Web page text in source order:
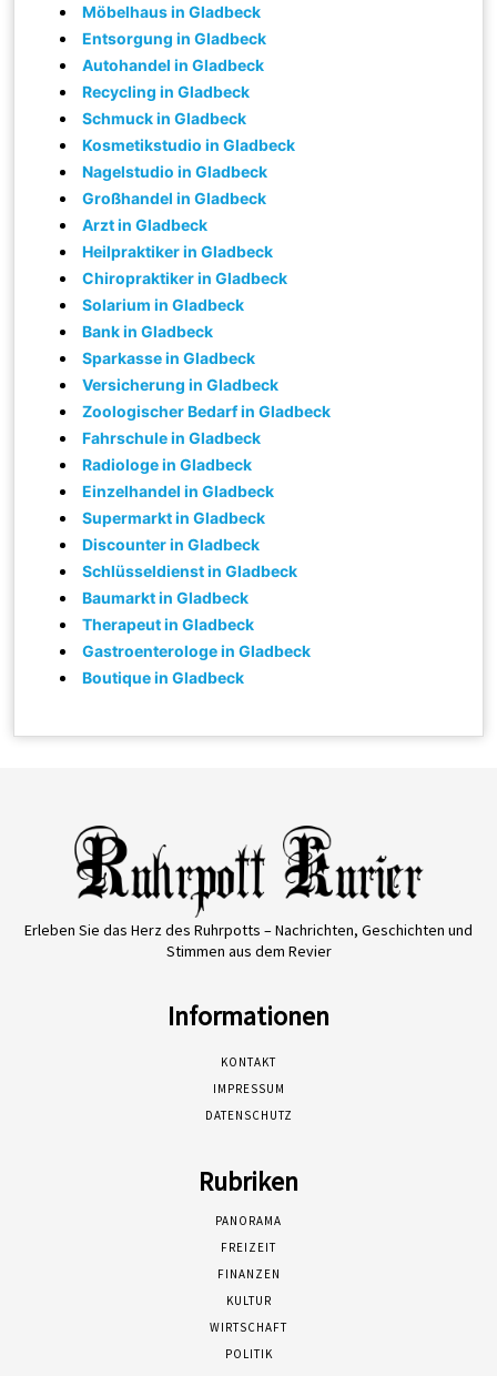
Möbelhaus in Gladbeck
Entsorgung in Gladbeck
Autohandel in Gladbeck
Recycling in Gladbeck
Schmuck in Gladbeck
Kosmetikstudio in Gladbeck
Nagelstudio in Gladbeck
Großhandel in Gladbeck
Arzt in Gladbeck
Heilpraktiker in Gladbeck
Chiropraktiker in Gladbeck
Solarium in Gladbeck
Bank in Gladbeck
Sparkasse in Gladbeck
Versicherung in Gladbeck
Zoologischer Bedarf in Gladbeck
Fahrschule in Gladbeck
Radiologe in Gladbeck
Einzelhandel in Gladbeck
Supermarkt in Gladbeck
Discounter in Gladbeck
Schlüsseldienst in Gladbeck
Baumarkt in Gladbeck
Therapeut in Gladbeck
Gastroenterologe in Gladbeck
Boutique in Gladbeck
Erleben Sie das Herz des Ruhrpotts – Nachrichten, Geschichten und
Stimmen aus dem Revier
Informationen
KONTAKT
IMPRESSUM
DATENSCHUTZ
Rubriken
PANORAMA
FREIZEIT
FINANZEN
KULTUR
WIRTSCHAFT
POLITIK